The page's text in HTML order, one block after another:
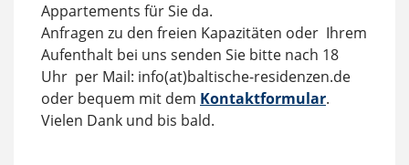
Appartements für Sie da.
Anfragen zu den freien Kapazitäten oder Ihrem
Aufenthalt bei uns senden Sie bitte nach 18
Uhr per Mail: info(at)baltische-residenzen.de
oder bequem mit dem Kontaktformular.
Vielen Dank und bis bald.